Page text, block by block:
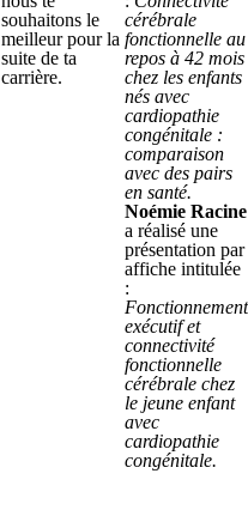
souhaitons le
meilleur pour la
suite de ta
carrière.
cérébrale
fonctionnelle au
repos à 42 mois
chez les enfants
nés avec
cardiopathie
congénitale :
comparaison
avec des pairs
en santé.
Noémie Racine
a réalisé une
présentation par
affiche intitulée
:
Fonctionnement
exécutif et
connectivité
fonctionnelle
cérébrale chez
le jeune enfant
avec
cardiopathie
congénitale.